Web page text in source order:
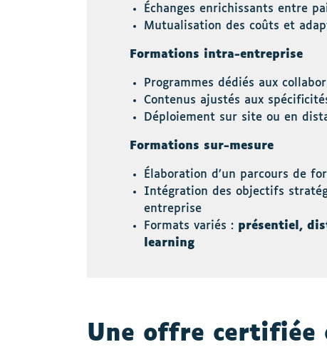
Échanges enrichissants entre
Mutualisation des coûts et
Formations intra-entreprise
Programmes dédiés aux
Contenus ajustés aux
Déploiement sur site ou en
Formations sur-mesure
Élaboration d’un parcours de
Intégration des objectifs
entreprise
Formats variés : présentiel,
learning
Une offre certifiée